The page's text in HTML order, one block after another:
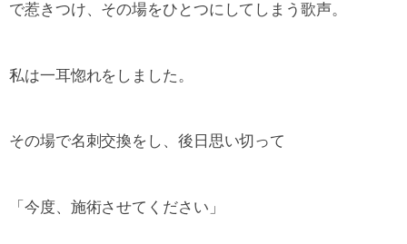
で惹きつけ、その場をひとつにしてしまう歌声。
私は一耳惚れをしました。
その場で名刺交換をし、後日思い切って
「今度、施術させてください」